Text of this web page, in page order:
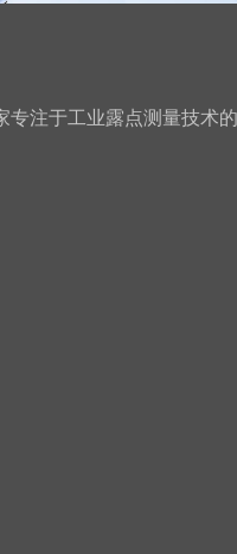
专注于工业露点测量技术